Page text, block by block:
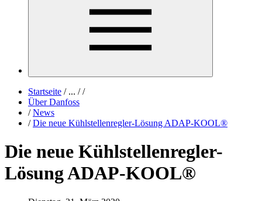
Startseite /... / /
Über Danfoss
/ News
/ Die neue Kühlstellenregler-Lösung ADAP-KOOL®
Die neue Kühlstellenregler-
Lösung ADAP-KOOL®